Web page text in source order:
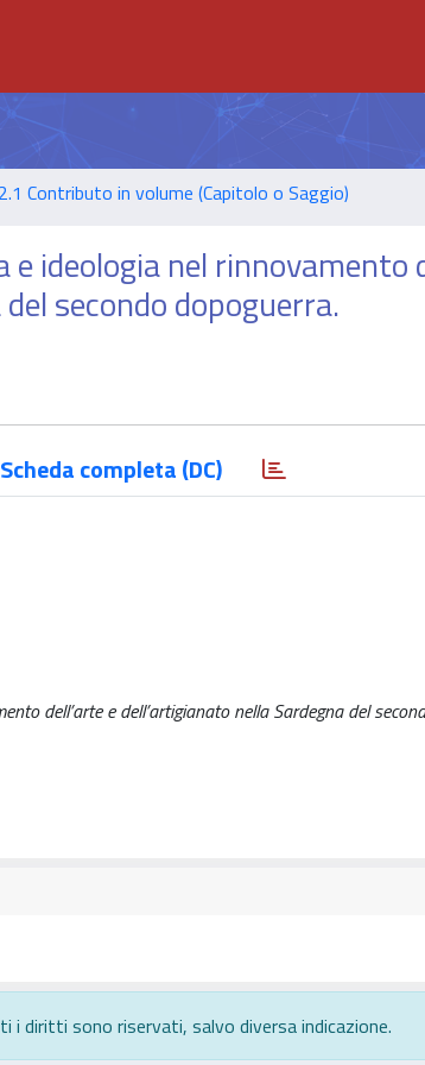
2.1 Contributo in volume (Capitolo o Saggio)
ideologia nel rinnovamento
secondo dopoguerra.
Scheda completa (DC)
dell’arte e dell’artigianato nella Sardegna del
diritti sono riservati, salvo diversa indicazione.